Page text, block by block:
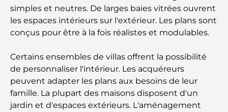
Résidences en bord de mer à Dubaï : le luxe au
bord de la mer
expatriés : un guide bancaire complet
Le pays le plus cher du monde : un classement
mondial des coûts
simples et neutres. De larges baies vitrées ouvrent
les espaces intérieurs sur l'extérieur. Les plans sont
conçus pour être à la fois réalistes et modulables.
Certains ensembles de villas offrent la possibilité
de personnaliser l'intérieur. Les acquéreurs
peuvent adapter les plans aux besoins de leur
famille. La plupart des maisons disposent d'un
jardin et d'espaces extérieurs. L'aménagement